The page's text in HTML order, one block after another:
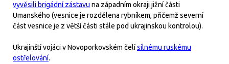
vyvěsili brigádní zástavu na západním okraji jižní části
Umanského (vesnice je rozdělena rybníkem, přičemž severní
část vesnice je z větší části stále pod ukrajinskou kontrolou).
Ukrajinští vojáci v Novoporkovském čelísilnému ruskému
ostřelování.